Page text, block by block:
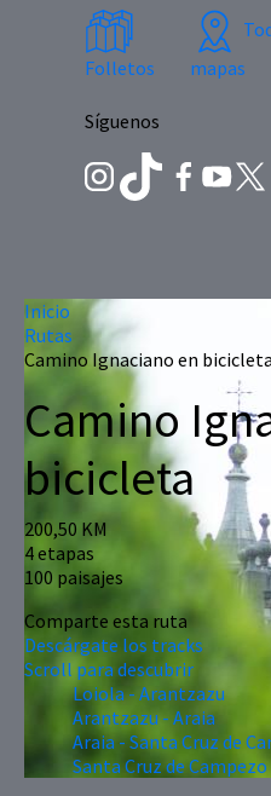
Folletos
mapas
Síguenos
Inicio
Rutas
Camino Ignaciano en bicicleta
Camino
bicicleta
200,50 KM
4 etapas
100 paisajes
Comparte esta ruta
Descárgate los tracks
Scroll para descubrir
Loiola - Arantzazu
Arantzazu - Araia
Araia - Santa Cruz de
Santa Cruz de